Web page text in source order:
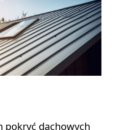
pokryć dachowych